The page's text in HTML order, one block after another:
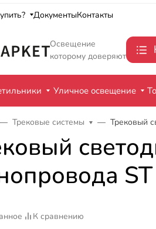
ДокументыКонтакты
Освещение
которому доверяют
Уличное освещение
Трековые системы Трековый
ST
К сравнению